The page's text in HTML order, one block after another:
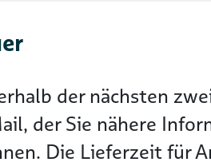
der nächsten
der Sie nähere
Die Lieferzeit für